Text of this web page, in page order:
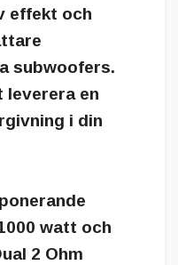
effekt och
subwoofers.
leverera en
i din
watt och
2 Ohm